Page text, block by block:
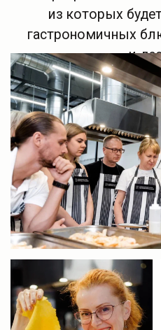
Узнать подробности